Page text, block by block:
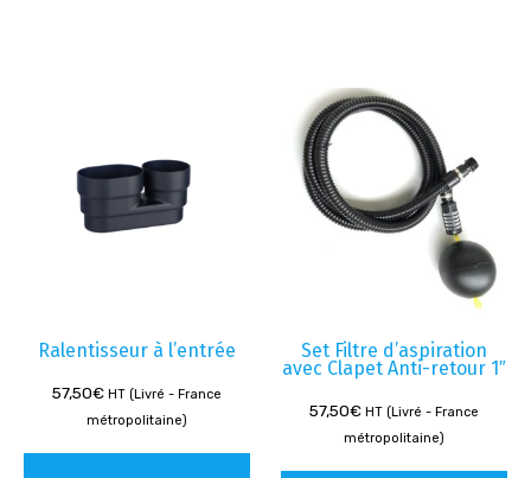
Ralentisseur à l’entrée
57,50€ HT (Livré - France
métropolitaine)
Set Filtre d’aspiration
avec Clapet Anti-retour 1″
57,50€ HT (Livré - France
métropolitaine)